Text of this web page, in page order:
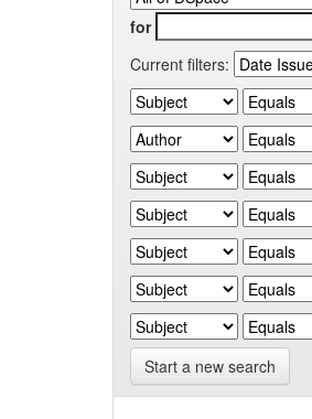
for
Current filters:
Start a new search